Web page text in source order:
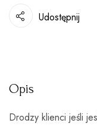
Udostępnij
Opis
Drodzy klienci jeśli